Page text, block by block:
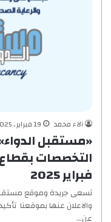
آلاء محمد
19 فبراير، 2025
«مستقبل
فبراير 2025
تسعى جريدة وموقع
والاعلان عنها بموقعنا
عن…